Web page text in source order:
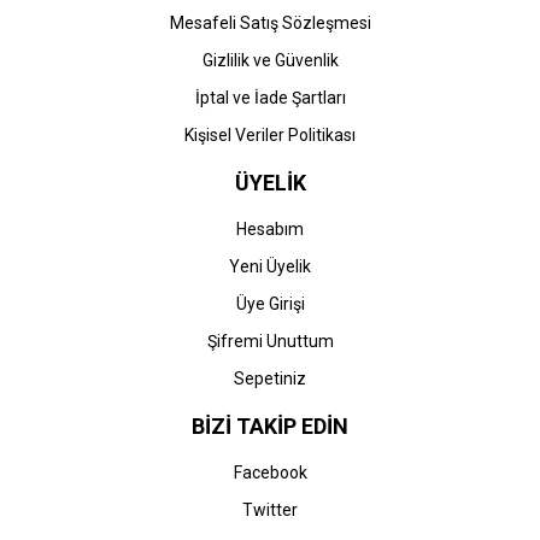
Mesafeli Satış Sözleşmesi
Gizlilik ve Güvenlik
İptal ve İade Şartları
Kişisel Veriler Politikası
ÜYELİK
Hesabım
Yeni Üyelik
Üye Girişi
Şifremi Unuttum
Sepetiniz
BİZİ TAKİP EDİN
Facebook
Twitter